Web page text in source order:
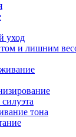
уход
и лишним
тона